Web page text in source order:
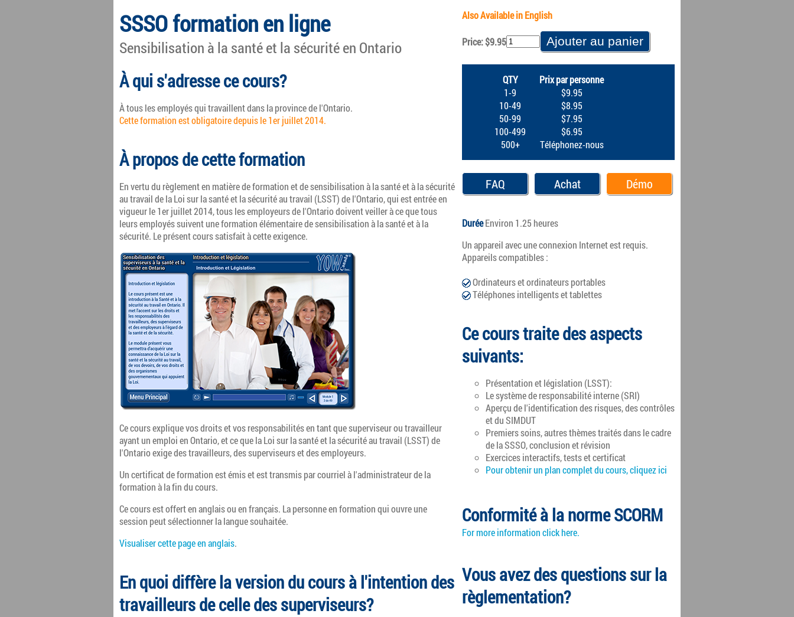
SSSO formation en ligne
Sensibilisation à la santé et la sécurité en Ontario
À qui s'adresse ce cours?
À tous les employés qui travaillent dans la province de l'Ontario.
Cette formation est obligatoire depuis le 1er juillet 2014.
À propos de cette formation
En vertu du règlement en matière de formation et de sensibilisation à la santé et à la sécurité
au travail de la Loi sur la santé et la sécurité au travail (LSST) de l'Ontario, qui est entrée en
vigueur le 1er juillet 2014, tous les employeurs de l'Ontario doivent veiller à ce que tous
leurs employés suivent une formation élémentaire de sensibilisation à la santé et à la
sécurité. Le présent cours satisfait à cette exigence.
Ce cours explique vos droits et vos responsabilités en tant que superviseur ou travailleur
ayant un emploi en Ontario, et ce que la Loi sur la santé et la sécurité au travail (LSST) de
l'Ontario exige des travailleurs, des superviseurs et des employeurs.
Un certificat de formation est émis et est transmis par courriel à l'administrateur de la
formation à la fin du cours.
Ce cours est offert en anglais ou en français. La personne en formation qui ouvre une
session peut sélectionner la langue souhaitée.
Visualiser cette page en anglais.
En quoi diffère la version du cours à l'intention des
travailleurs de celle des superviseurs?
Also Available in English
Price: $9.95
QTY
1-9
10-49
50-99
100-499
500+
Prix par personne
$9.95
$8.95
$7.95
$6.95
Téléphonez-nous
FAQ Achat Démo
DuréeEnviron 1.25 heures
Un appareil avec une connexion Internet est requis.
Appareils compatibles :
Ordinateurs et ordinateurs portables
Téléphones intelligents et tablettes
Ce cours traite des aspects
suivants:
Présentation et législation (LSST):
Le système de responsabilité interne (SRI)
Aperçu de l'identification des risques, des contrôles
et du SIMDUT
Premiers soins, autres thèmes traités dans le cadre
de la SSSO, conclusion et révision
Exercices interactifs, tests et certificat
Pour obtenir un plan complet du cours, cliquez ici
Conformité à la norme SCORM
For more information click here.
Vous avez des questions sur la
règlementation?